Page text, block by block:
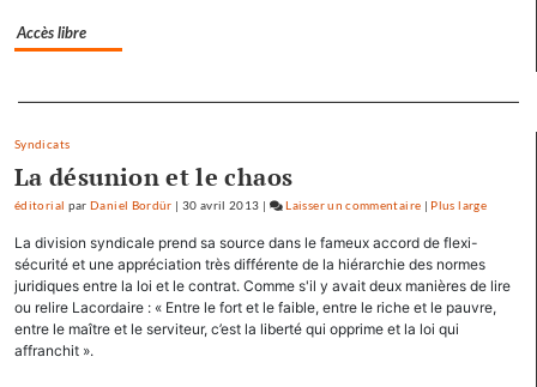
Accès libre
Syndicats
La désunion et le chaos
éditorial parDaniel Bordür | 30 avril 2013 | Laisser un commentaire on
se
ressource
à
| Plus large
La division syndicale prend sa source dans le fameux accord de flexi-
sécurité et une appréciation très différente de la hiérarchie des normes
juridiques entre la loi et le contrat. Comme s'il y avait deux manières de lire
ou relire Lacordaire : « Entre le fort et le faible, entre le riche et le pauvre,
entre le maître et le serviteur, c’est la liberté qui opprime et la loi qui
affranchit ».